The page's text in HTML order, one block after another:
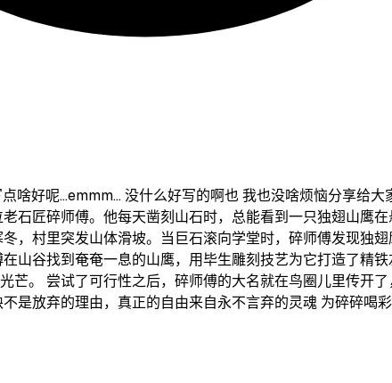
啥好呢…emmm… 没什么好写的啊也 我也没啥烦恼分享给
石匠碎师傅。他每天凿刻山石时，总能看到一只独翅山鹰
，村里突发山体滑坡。当巨石滚向学堂时，碎师傅发现
山谷找到奄奄一息的山鹰，用毕生雕刻技艺为它打造了精
芒。 尝试了可行性之后，碎师傅的大名就在鸟圈儿里传开
是放弃的理由，真正的自由来自永不言弃的灵魂 为碎碎喝